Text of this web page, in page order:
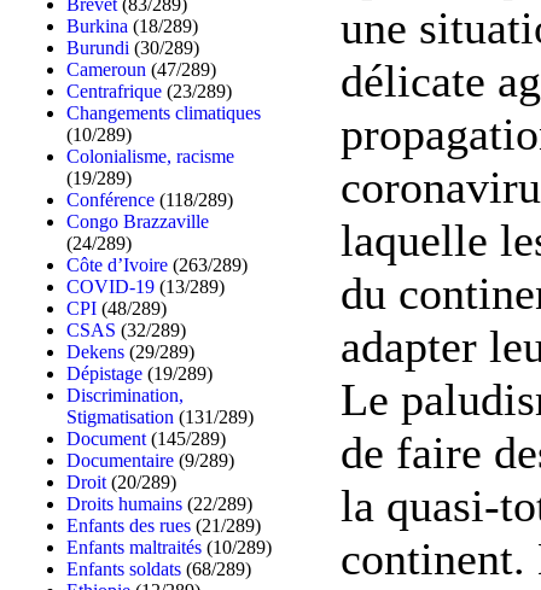
Brevet (83/289)
Burkina (18/289)
Burundi (30/289)
Cameroun (47/289)
Centrafrique (23/289)
Changements climatiques
(10/289)
Colonialisme, racisme
(19/289)
Conférence (118/289)
Congo Brazzaville
(24/289)
Côte d’Ivoire (263/289)
COVID-19 (13/289)
CPI (48/289)
CSAS (32/289)
Dekens (29/289)
Dépistage (19/289)
Discrimination,
Stigmatisation (131/289)
Document (145/289)
Documentaire (9/289)
Droit (20/289)
Droits humains (22/289)
Enfants des rues (21/289)
Enfants maltraités (10/289)
Enfants soldats (68/289)
une
délicate
laquelle
du
adapter
Le
de faire
la quasi-
continent.